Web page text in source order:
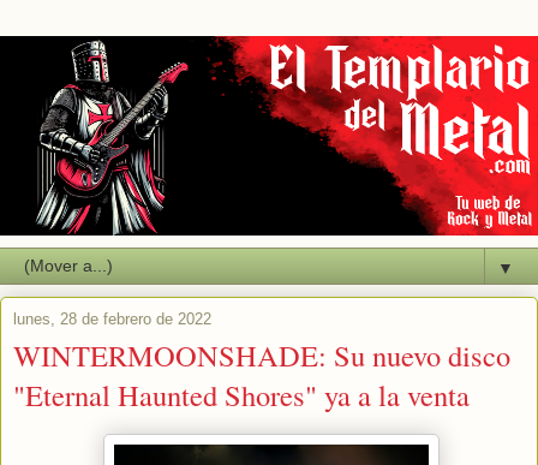
▼
lunes, 28 de febrero de 2022
WINTERMOONSHADE: Su nuevo disco
"Eternal Haunted Shores" ya a la venta